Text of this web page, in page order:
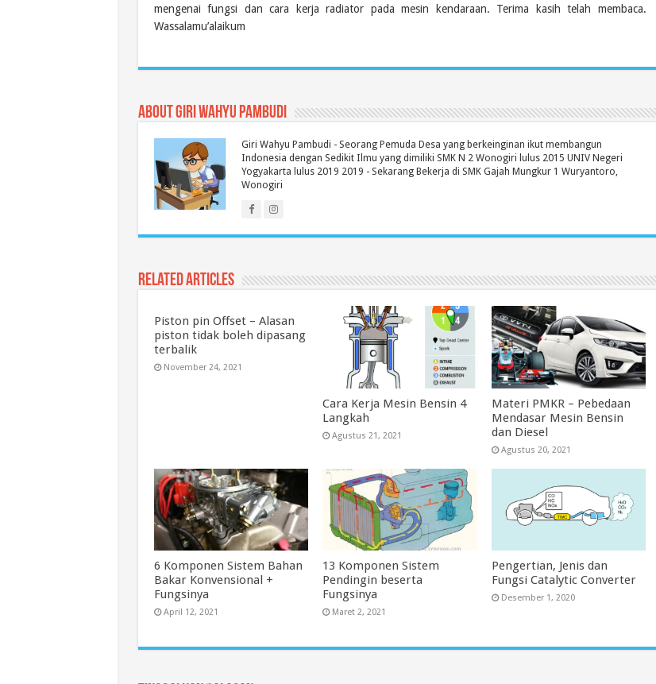
mengenai fungsi dan cara kerja radiator pada mesin kendaraan. Terima kasih telah membaca.
Wassalamu’alaikum
About Giri Wahyu Pambudi
Giri Wahyu Pambudi - Seorang Pemuda Desa yang berkeinginan ikut membangun
Indonesia dengan Sedikit Ilmu yang dimiliki SMK N 2 Wonogiri lulus 2015 UNIV Negeri
Yogyakarta lulus 2019 2019 - Sekarang Bekerja di SMK Gajah Mungkur 1 Wuryantoro,
Wonogiri
Related Articles
Piston pin Offset – Alasan
piston tidak boleh dipasang
terbalik
November 24, 2021
Cara Kerja Mesin Bensin 4
Langkah
Agustus 21, 2021
Materi PMKR – Pebedaan
Mendasar Mesin Bensin
dan Diesel
Agustus 20, 2021
6 Komponen Sistem Bahan
Bakar Konvensional +
Fungsinya
April 12, 2021
13 Komponen Sistem
Pendingin beserta
Fungsinya
Maret 2, 2021
Pengertian, Jenis dan
Fungsi Catalytic Converter
Desember 1, 2020